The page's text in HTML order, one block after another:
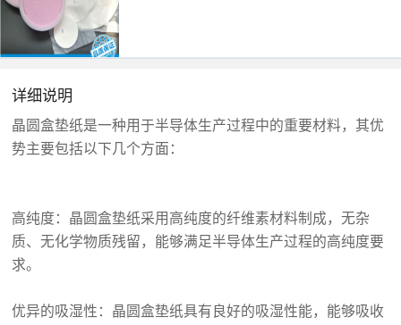
详细说明
晶圆盒垫纸是一种用于半导体生产过程中的重要材料，其优
势主要包括以下几个方面：
高纯度：晶圆盒垫纸采用高纯度的纤维素材料制成，无杂
质、无化学物质残留，能够满足半导体生产过程的高纯度要
求。
优异的吸湿性：晶圆盒垫纸具有良好的吸湿性能，能够吸收